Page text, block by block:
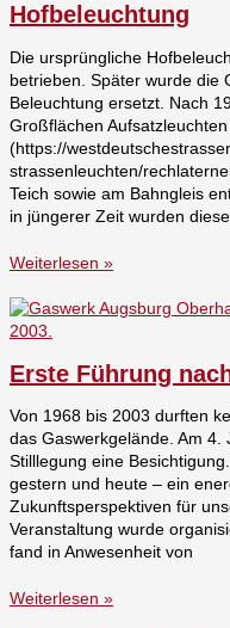
Hofbeleuchtung
Die ursprüngliche
betrieben. Später wurde die
Beleuchtung ersetzt. Nach
Großflächen
(https://
strassenleuchten/
Teich sowie am Bahngleis
in jüngerer Zeit wurden
Weiterlesen »
Erste Führung
Von 1968 bis 2003 durften
das Gaswerkgelände. Am
Stilllegung eine
gestern und heute – ein
Zukunftsperspektiven für
Veranstaltung wurde
fand in Anwesenheit von
Weiterlesen »